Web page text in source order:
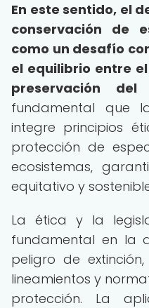
En este sentido, el
conservación de
como un desafío
el equilibrio entre
preservación
fundamental que
integre principios
protección de
ecosistemas,
equitativo y
La ética y la
fundamental en la
peligro de
lineamientos y
protección. La